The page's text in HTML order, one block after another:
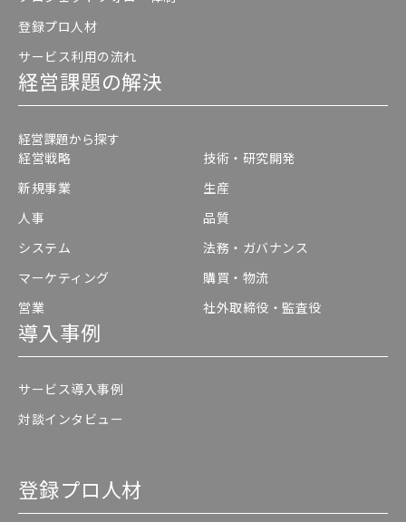
登録プロ人材
サービス利用の流れ
経営課題の解決
経営課題から探す
経営戦略
新規事業
人事
システム
マーケティング
営業
技術・研究開発
生産
品質
法務・ガバナンス
購買・物流
社外取締役・監査役
導入事例
サービス導入事例
対談インタビュー
登録プロ人材